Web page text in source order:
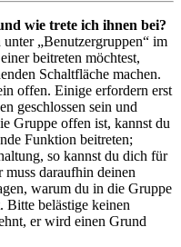
wie trete ich ihnen bei?
„Benutzergruppen“ im
beitreten möchtest,
Schaltfläche machen.
offen. Einige erfordern erst
geschlossen sein und
Gruppe offen ist, kannst du
Funktion beitreten;
so kannst du dich für
daraufhin deinen
warum du in die Gruppe
Bitte belästige keinen
er wird einen Grund